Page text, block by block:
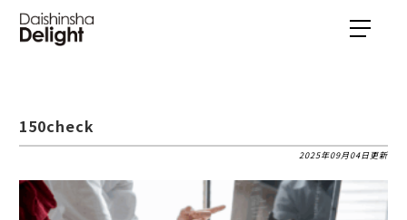
150check
2025年09月04日更新